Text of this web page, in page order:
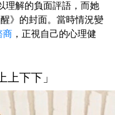
理解的負面評語，而她
》的封面。當時情況變
商 ，正視自己的心理健
上下下」